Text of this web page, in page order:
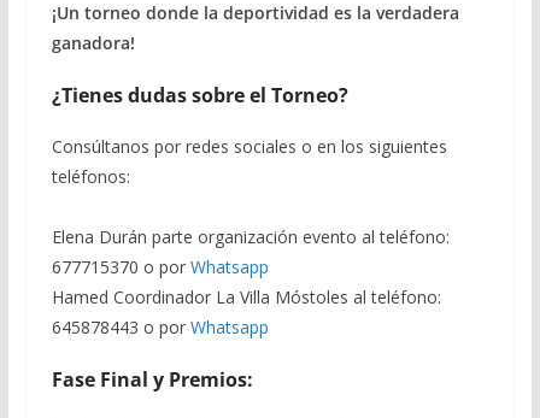
¡Un torneo donde la deportividad es la verdadera
ganadora!
¿Tienes dudas sobre el Torneo?
Consúltanos por redes sociales o en los siguientes
teléfonos:
Elena Durán parte organización evento al teléfono:
677715370 o por Whatsapp
Hamed Coordinador La Villa Móstoles al teléfono:
645878443 o por Whatsapp
Fase Final y Premios: